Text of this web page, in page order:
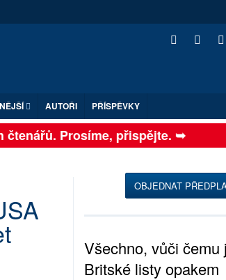
AUTOŘI PŘÍSPĚVKY
Prosíme, přispějte. ➥
OBJEDNAT
Všechno, vůči čemu
Britské listy opakem